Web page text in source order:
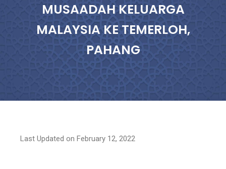
MUSAADAH KELUARGA
MALAYSIA KE TEMERLOH,
PAHANG
Last Updated on February 12, 2022